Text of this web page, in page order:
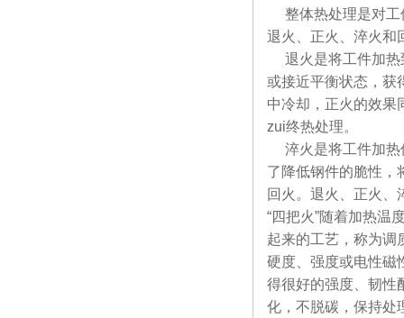
整体热处理是对工
退火、正火、淬火
退火是将工件加热
或接近平衡状态，获
中冷却，正火的效果
zui终热处理。
淬火是将工件加热
了降低钢件的脆性，
回火。退火、正火、
“四把火”随着加热温
起来的工艺，称为调
硬度、强度或电性磁
得很好的强度、韧性
化，不脱碳，保持处